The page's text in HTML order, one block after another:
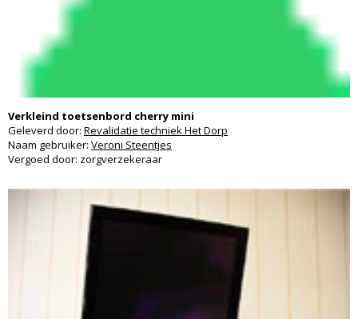
Verkleind toetsenbord cherry mini
Geleverd door: Revalidatie techniek Het Dorp
Naam gebruiker: Veroni Steentjes
Vergoed door: zorgverzekeraar